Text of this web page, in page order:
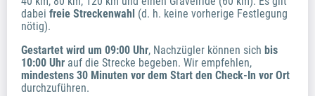
dabei freie Streckenwahl (d. h. keine vorherige Festlegung
nötig).
Gestartet wird um 09:00 Uhr, Nachzügler können sich bis
10:00 Uhr
mindestens 30 Minuten vor dem Start den Check-In vor Ort
durchzuführen.